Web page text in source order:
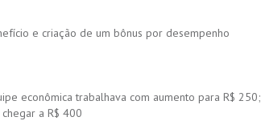
e criação de um bônus por desempenho
econômica trabalhava com aumento para R$ 250;
a R$ 400